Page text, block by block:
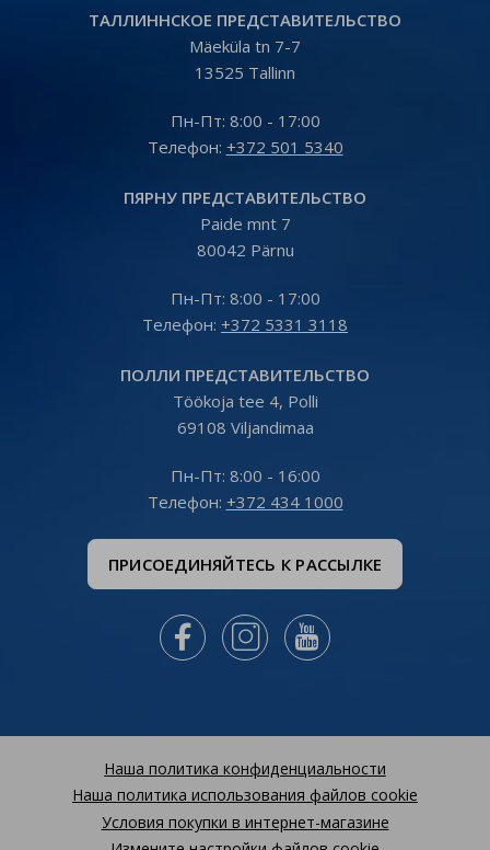
ТАЛЛИННСКОЕ ПРЕДСТАВИТЕЛЬСТВО
Mäeküla tn 7-7
13525 Tallinn
Пн-Пт: 8:00 - 17:00
Телефон: +372 501 5340
ПЯРНУ ПРЕДСТАВИТЕЛЬСТВО
Paide mnt 7
80042 Pärnu
Пн-Пт: 8:00 - 17:00
Tелефон: +372 5331 3118
ПОЛЛИ ПРЕДСТАВИТЕЛЬСТВО
Töökoja tee 4, Polli
69108 Viljandimaa
Пн-Пт: 8:00 - 16:00
Tелефон: +372 434 1000
ПРИСОЕДИНЯЙТЕСЬ К РАССЫЛКЕ
  
Наша политика конфиденциальности
Наша политика использования файлов cookie
Условия покупки в интернет-магазине